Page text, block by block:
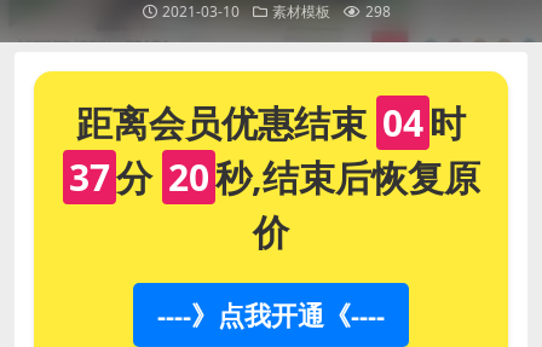
2021-03-10 素材模板 298
距离会员优惠结束 04时
37分 20秒,结束后恢复原
价
----》点我开通《----